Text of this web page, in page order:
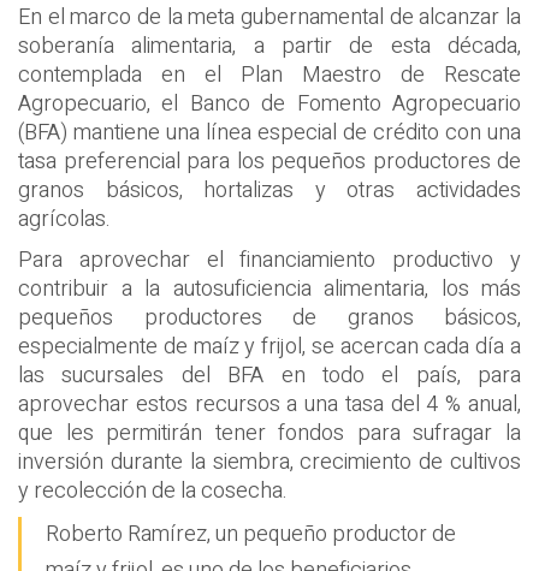
En el marco de la meta gubernamental de alcanzar la
soberanía alimentaria, a partir de esta década,
contemplada en el Plan Maestro de Rescate
Agropecuario, el Banco de Fomento Agropecuario
(BFA) mantiene una línea especial de crédito con una
tasa preferencial para los pequeños productores de
granos básicos, hortalizas y otras actividades
agrícolas.
Para aprovechar el financiamiento productivo y
contribuir a la autosuficiencia alimentaria, los más
pequeños productores de granos básicos,
especialmente de maíz y frijol, se acercan cada día a
las sucursales del BFA en todo el país, para
aprovechar estos recursos a una tasa del 4 % anual,
que les permitirán tener fondos para sufragar la
inversión durante la siembra, crecimiento de cultivos
y recolección de la cosecha.
Roberto Ramírez, un pequeño productor de